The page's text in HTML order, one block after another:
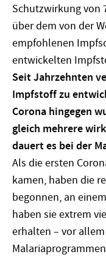
Schutzwirkung von
über dem von der
empfohlenen
entwickelten
Seit Jahrzehnten
Impfstoff zu
Corona hingegen
gleich mehrere
dauert es bei der
Als die ersten
kamen, haben die
begonnen, an
haben sie extrem
erhalten – vor